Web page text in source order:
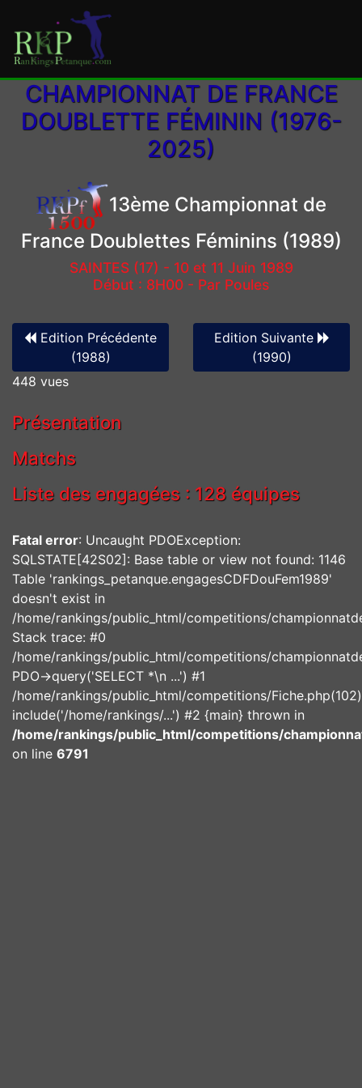
CHAMPIONNAT DE FRANCE
DOUBLETTE FÉMININ (1976-
2025)
13ème Championnat de
France Doublettes Féminins (1989)
SAINTES (17) - 10 et 11 Juin 1989
Début : 8H00 - Par Poules
Edition Précédente
(1988)
Edition Suivante
(1990)
448 vues
Présentation
Matchs
Liste des engagées : 128 équipes
Fatal error: Uncaught PDOException:
SQLSTATE[42S02]: Base table or view not found: 1146
Table 'rankings_petanque.engagesCDFDouFem1989'
doesn't exist in
/home/rankings/public_html/competitions/
Stack trace: #0
/home/rankings/public_html/competitions/
PDO->query('SELECT *\n ...') #1
/home/rankings/public_html/competitions/
include('/home/rankings/...') #2 {main} thrown in
/home/rankings/public_html/competitions/
on line 6791